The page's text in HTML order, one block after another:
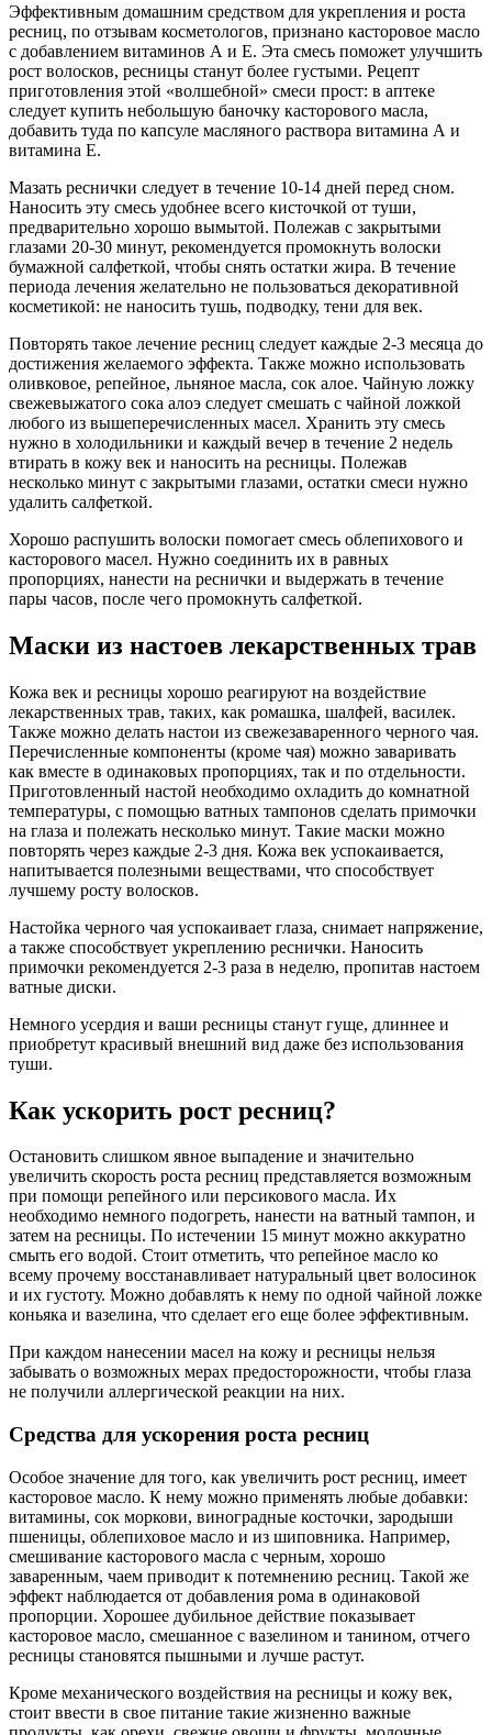
Эффективным домашним средством для укрепления и роста
ресниц, по отзывам косметологов, признано касторовое масло
с добавлением витаминов А и Е. Эта смесь поможет улучшить
рост волосков, ресницы станут более густыми. Рецепт
приготовления этой «волшебной» смеси прост: в аптеке
следует купить небольшую баночку касторового масла,
добавить туда по капсуле масляного раствора витамина А и
витамина Е.
Мазать реснички следует в течение 10-14 дней перед сном.
Наносить эту смесь удобнее всего кисточкой от туши,
предварительно хорошо вымытой. Полежав с закрытыми
глазами 20-30 минут, рекомендуется промокнуть волоски
бумажной салфеткой, чтобы снять остатки жира. В течение
периода лечения желательно не пользоваться декоративной
косметикой: не наносить тушь, подводку, тени для век.
Повторять такое лечение ресниц следует каждые 2-3 месяца до
достижения желаемого эффекта. Также можно использовать
оливковое, репейное, льняное масла, сок алое. Чайную ложку
свежевыжатого сока алоэ следует смешать с чайной ложкой
любого из вышеперечисленных масел. Хранить эту смесь
нужно в холодильники и каждый вечер в течение 2 недель
втирать в кожу век и наносить на ресницы. Полежав
несколько минут с закрытыми глазами, остатки смеси нужно
удалить салфеткой.
Хорошо распушить волоски помогает смесь облепихового и
касторового масел. Нужно соединить их в равных
пропорциях, нанести на реснички и выдержать в течение
пары часов, после чего промокнуть салфеткой.
Маски из настоев лекарственных трав
Кожа век и ресницы хорошо реагируют на воздействие
лекарственных трав, таких, как ромашка, шалфей, василек.
Также можно делать настои из свежезаваренного черного чая.
Перечисленные компоненты (кроме чая) можно заваривать
как вместе в одинаковых пропорциях, так и по отдельности.
Приготовленный настой необходимо охладить до комнатной
температуры, с помощью ватных тампонов сделать примочки
на глаза и полежать несколько минут. Такие маски можно
повторять через каждые 2-3 дня. Кожа век успокаивается,
напитывается полезными веществами, что способствует
лучшему росту волосков.
Настойка черного чая успокаивает глаза, снимает напряжение,
а также способствует укреплению реснички. Наносить
примочки рекомендуется 2-3 раза в неделю, пропитав настоем
ватные диски.
Немного усердия и ваши ресницы станут гуще, длиннее и
приобретут красивый внешний вид даже без использования
туши.
Как ускорить рост ресниц?
Остановить слишком явное выпадение и значительно
увеличить скорость роста ресниц представляется возможным
при помощи репейного или персикового масла. Их
необходимо немного подогреть, нанести на ватный тампон, и
затем на ресницы. По истечении 15 минут можно аккуратно
смыть его водой. Стоит отметить, что репейное масло ко
всему прочему восстанавливает натуральный цвет волосинок
и их густоту. Можно добавлять к нему по одной чайной ложке
коньяка и вазелина, что сделает его еще более эффективным.
При каждом нанесении масел на кожу и ресницы нельзя
забывать о возможных мерах предосторожности, чтобы глаза
не получили аллергической реакции на них.
Средства для ускорения роста ресниц
Особое значение для того, как увеличить рост ресниц, имеет
касторовое масло. К нему можно применять любые добавки:
витамины, сок моркови, виноградные косточки, зародыши
пшеницы, облепиховое масло и из шиповника. Например,
смешивание касторового масла с черным, хорошо
заваренным, чаем приводит к потемнению ресниц. Такой же
эффект наблюдается от добавления рома в одинаковой
пропорции. Хорошее дубильное действие показывает
касторовое масло, смешанное с вазелином и танином, отчего
ресницы становятся пышными и лучше растут.
Кроме механического воздействия на ресницы и кожу век,
стоит ввести в свое питание такие жизненно важные